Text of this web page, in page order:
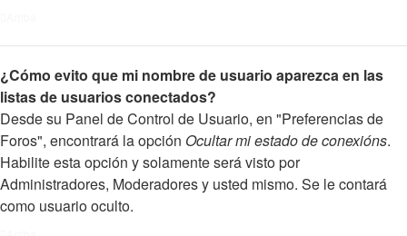
¿Cómo evito que mi nombre de usuario aparezca en las
listas de usuarios conectados?
Desde su Panel de Control de Usuario, en "Preferencias de
Foros", encontrará la opción Ocultar mi estado de conexións.
Habilite esta opción y solamente será visto por
Administradores, Moderadores y usted mismo. Se le contará
como usuario oculto.